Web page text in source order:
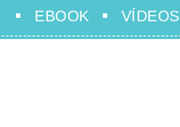
EBOOK VÍDEOS